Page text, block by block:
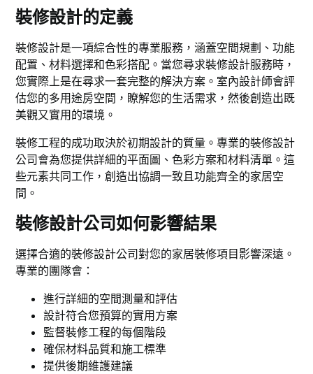
裝修設計的定義
裝修設計是一項綜合性的專業服務，涵蓋空間規劃、功能
配置、材料選擇和色彩搭配。當您尋求裝修設計服務時，
您實際上是在尋求一套完整的解決方案。室內設計師會評
估您的多用途房空間，瞭解您的生活需求，然後創造出既
美觀又實用的環境。
裝修工程的成功取決於初期設計的質量。專業的裝修設計
公司會為您提供詳細的平面圖、色彩方案和材料清單。這
些元素共同工作，創造出協調一致且功能齊全的家居空
間。
裝修設計公司如何影響結果
選擇合適的裝修設計公司對您的家居裝修項目影響深遠。
專業的團隊會：
進行詳細的空間測量和評估
設計符合您預算的實用方案
監督裝修工程的每個階段
確保材料品質和施工標準
提供後期維護建議